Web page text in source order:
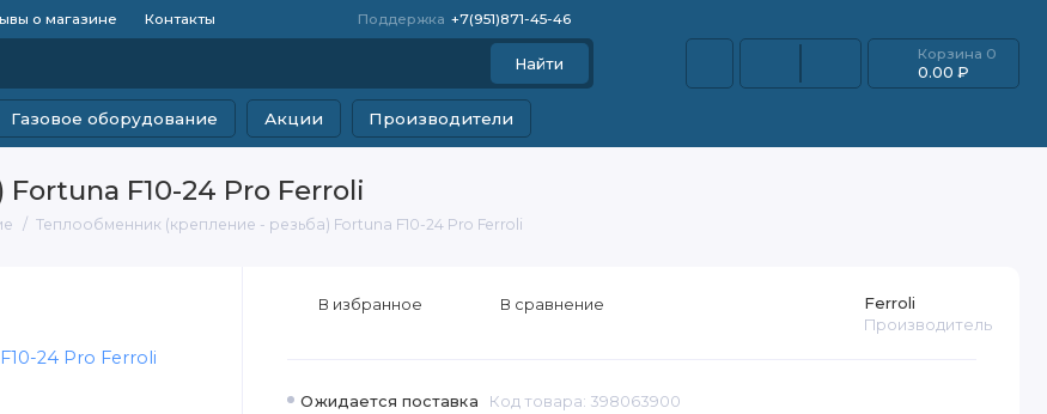
о магазине Контакты Поддержка +7(951)871-45-46
Найти
Корзина 0
0.00 ₽
Газовое оборудование Акции Производители
F10-24 Pro Ferroli
Теплообменник (крепление - резьба) Fortuna F10-24 Pro Ferroli
Ожидается поставка Код товара: 398063900
Ferroli
Производитель
В избранное В сравнение